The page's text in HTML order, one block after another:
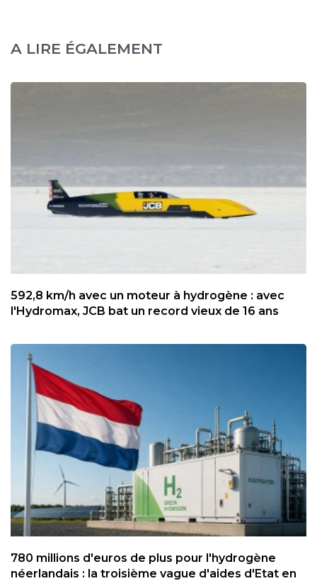
A LIRE ÉGALEMENT
592,8 km/h avec un moteur à hydrogène : avec
l'Hydromax, JCB bat un record vieux de 16 ans
780 millions d'euros de plus pour l'hydrogène
néerlandais : la troisième vague d'aides d'Etat en